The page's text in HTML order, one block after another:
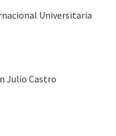
Universitaria
Julio Castro